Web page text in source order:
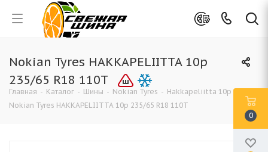
Nokian Tyres HAKKAPELIITTA 10p
235/65 R18 110T
Главная - Каталог - Шины - Nokian Tyres - Hakkapeliitta 10p SUV
Nokian Tyres HAKKAPELIITTA 10p 235/65 R18 110T
0